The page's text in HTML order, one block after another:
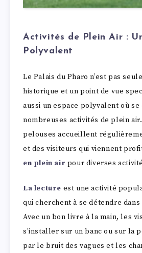
Activités de Plein Air :
Polyvalent
Le Palais du Pharo n’est pas
historique et un point de vue
aussi un espace polyvalent où
nombreuses activités de plein
pelouses accueillent
et des visiteurs qui viennent
en plein air pour diverses
La lecture est une activité
qui cherchent à se détendre
Avec un bon livre à la main, les
s’installer sur un banc ou sur la
par le bruit des vagues et les